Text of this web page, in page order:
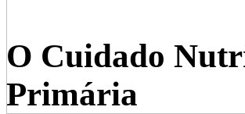
O Cuidado
Primária